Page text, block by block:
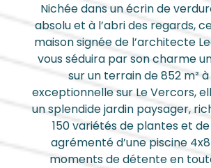
Nichée dans un écrin de
absolu et à l’abri des regards,
maison signée de l’architecte
vous séduira par son charme
sur un terrain de 852 m²
exceptionnelle sur Le Vercors,
un splendide jardin paysager,
150 variétés de plantes et
agrémenté d’une piscine
moments de détente en